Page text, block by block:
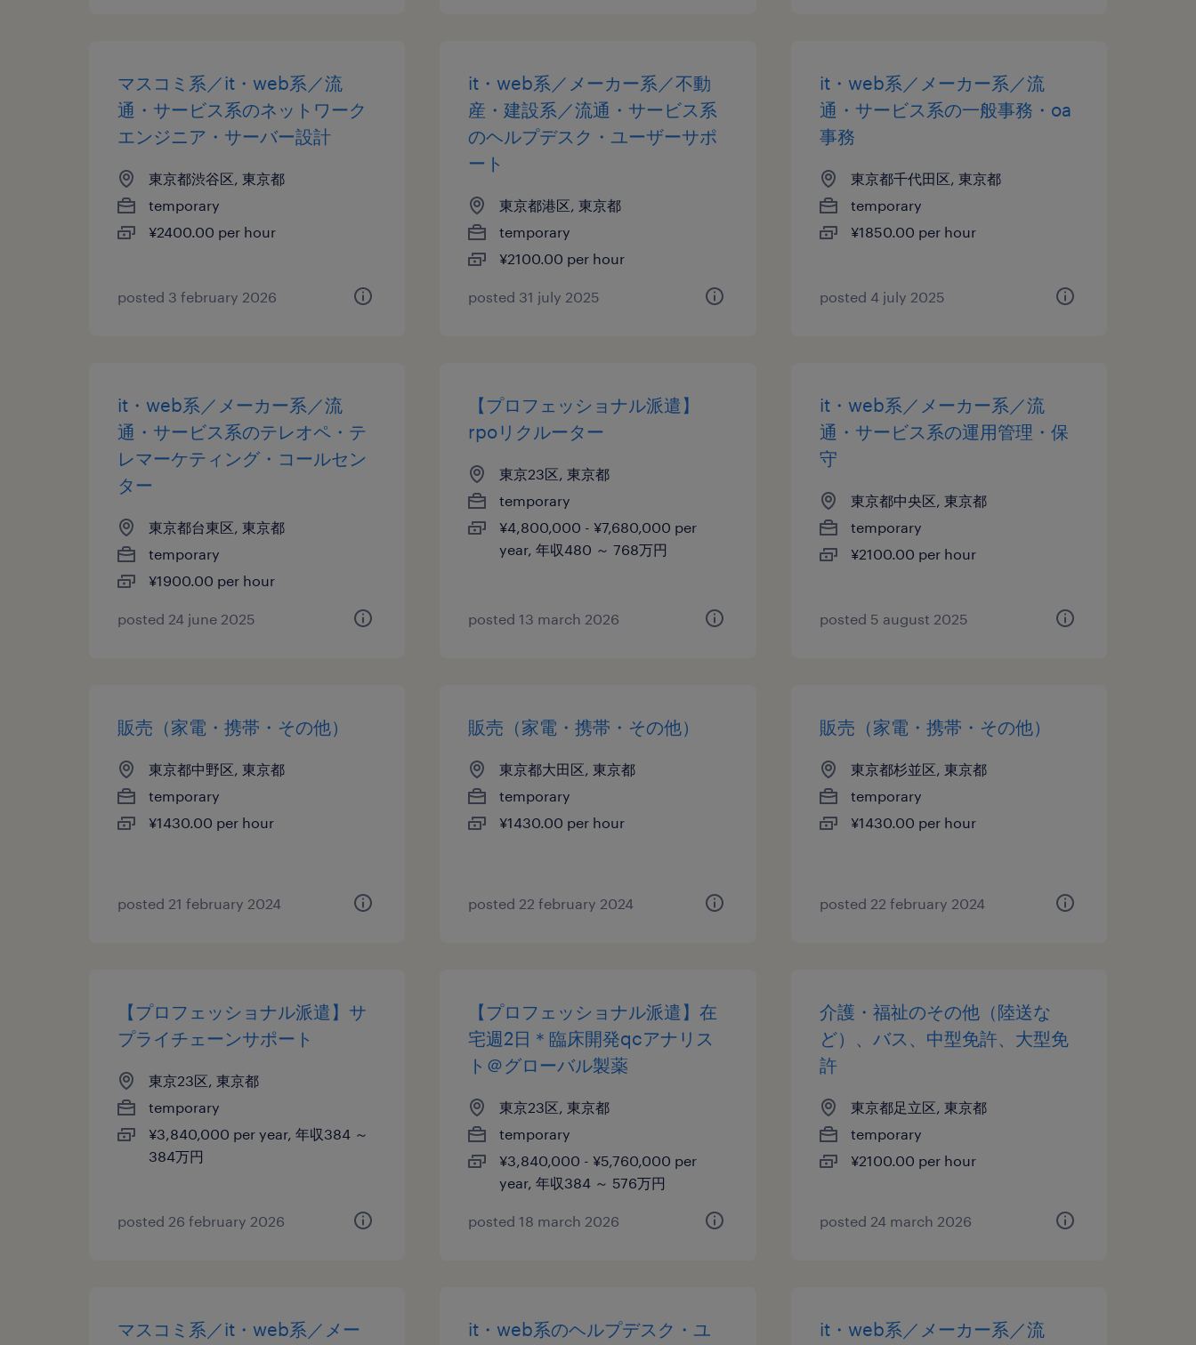
マスコミ系／it・web系／流
通・サービス系のネットワーク
エンジニア・サーバー設計
東京都渋谷区, 東京都
temporary
¥2400.00 per hour
posted 3 february 2026
it・web系／メーカー系／不動
産・建設系／流通・サービス系
のヘルプデスク・ユーザーサポ
ート
東京都港区, 東京都
temporary
¥2100.00 per hour
posted 31 july 2025
it・web系／メーカー系／流
通・サービス系の一般事務・oa
事務
東京都千代田区, 東京都
temporary
¥1850.00 per hour
posted 4 july 2025
it・web系／メーカー系／流
通・サービス系のテレオペ・テ
レマーケティング・コールセン
ター
東京都台東区, 東京都
temporary
¥1900.00 per hour
posted 24 june 2025
【プロフェッショナル派遣】
rpoリクルーター
東京23区, 東京都
temporary
¥4,800,000 - ¥7,680,000 per
year, 年収480 ～ 768万円
posted 13 march 2026
it・web系／メーカー系／流
通・サービス系の運用管理・保
守
東京都中央区, 東京都
temporary
¥2100.00 per hour
posted 5 august 2025
販売（家電・携帯・その他）
東京都中野区, 東京都
temporary
¥1430.00 per hour
posted 21 february 2024
販売（家電・携帯・その他）
東京都大田区, 東京都
temporary
¥1430.00 per hour
posted 22 february 2024
販売（家電・携帯・その他）
東京都杉並区, 東京都
temporary
¥1430.00 per hour
posted 22 february 2024
【プロフェッショナル派遣】サ
プライチェーンサポート
東京23区, 東京都
temporary
¥3,840,000 per year, 年収384 ～
384万円
posted 26 february 2026
【プロフェッショナル派遣】在
宅週2日＊臨床開発qcアナリス
ト＠グローバル製薬
東京23区, 東京都
temporary
¥3,840,000 - ¥5,760,000 per
year, 年収384 ～ 576万円
posted 18 march 2026
介護・福祉のその他（陸送な
ど）、バス、中型免許、大型免
許
東京都足立区, 東京都
temporary
¥2100.00 per hour
posted 24 march 2026
マスコミ系／it・web系／メー it・web系のヘルプデスク・ユ it・web系／メーカー系／流